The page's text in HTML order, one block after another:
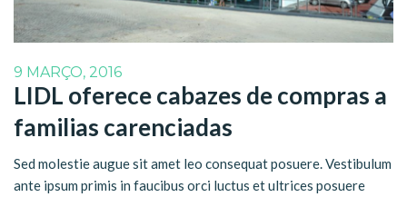
9 MARÇO, 2016
LIDL oferece cabazes de compras a
familias carenciadas
Sed molestie augue sit amet leo consequat posuere. Vestibulum
ante ipsum primis in faucibus orci luctus et ultrices posuere